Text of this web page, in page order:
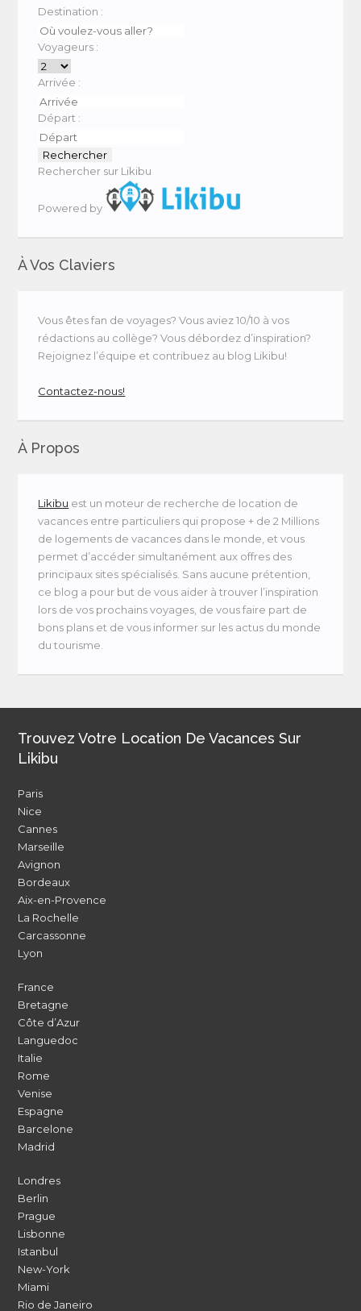
Destination :
Voyageurs :
Arrivée :
Départ :
Rechercher sur Likibu
Powered by
À Vos Claviers
Vous êtes fan de voyages? Vous aviez 10/10 à vos
rédactions au collège? Vous débordez d’inspiration?
Rejoignez l’équipe et contribuez au blog Likibu!
Contactez-nous!
À Propos
Likibu est un moteur de recherche de location de
vacances entre particuliers qui propose + de 2 Millions
de logements de vacances dans le monde, et vous
permet d’accéder simultanément aux offres des
principaux sites spécialisés. Sans aucune prétention,
ce blog a pour but de vous aider à trouver l’inspiration
lors de vos prochains voyages, de vous faire part de
bons plans et de vous informer sur les actus du monde
du tourisme.
Trouvez Votre Location De Vacances Sur
Likibu
Paris
Nice
Cannes
Marseille
Avignon
Bordeaux
Aix-en-Provence
La Rochelle
Carcassonne
Lyon
France
Bretagne
Côte d’Azur
Languedoc
Italie
Rome
Venise
Espagne
Barcelone
Madrid
Londres
Berlin
Prague
Lisbonne
Istanbul
New-York
Miami
Rio de Janeiro